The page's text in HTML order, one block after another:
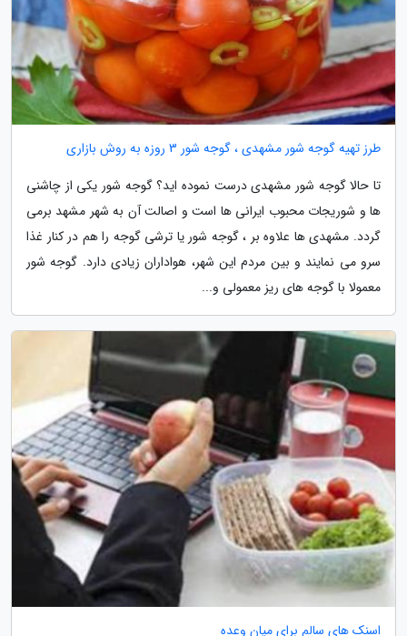
طرز تهیه گوجه شور مشهدی ، گوجه شور 3 روزه به روش بازاری
تا حالا گوجه شور مشهدی درست نموده اید؟ گوجه شور یکی از چاشنی
ها و شوریجات محبوب ایرانی ها است و اصالت آن به شهر مشهد برمی
گردد. مشهدی ها علاوه بر ، گوجه شور یا ترشی گوجه را هم در کنار غذا
سرو می نمایند و بین مردم این شهر، هواداران زیادی دارد. گوجه شور
معمولا با گوجه های ریز معمولی و...
اسنک های سالم برای میان وعده